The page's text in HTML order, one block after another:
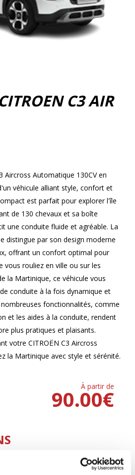
C3 AIR
Aircross Automatique 130CV en
véhicule alliant style, confort et
est parfait pour explorer l'île
de 130 chevaux et sa boîte
une conduite fluide et agréable. La
distingue par son design moderne
offrant un confort optimal pour
vous rouliez en ville ou sur les
la Martinique, ce véhicule vous
conduite à la fois dynamique et
fonctionnalités, comme
et les aides à la conduite, rendent
plus pratiques et plaisants.
votre CITROËN C3 Aircross
la Martinique avec style et sérénité.
À partir de
€
90.00
AUTOMATIQUE